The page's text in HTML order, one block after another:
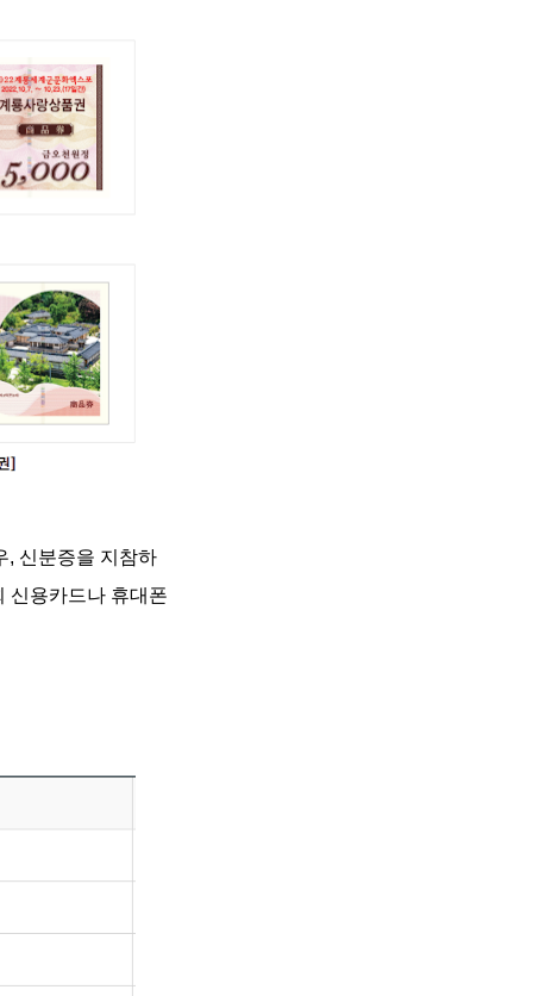
, 신분증을 지참하
신용카드나 휴대폰